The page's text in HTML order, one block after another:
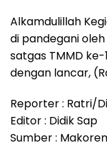
Alkamdulillah
di pandegani
satgas TMMD
dengan lancar,
Reporter : Ratri/
Editor : Didik Sap
Sumber :